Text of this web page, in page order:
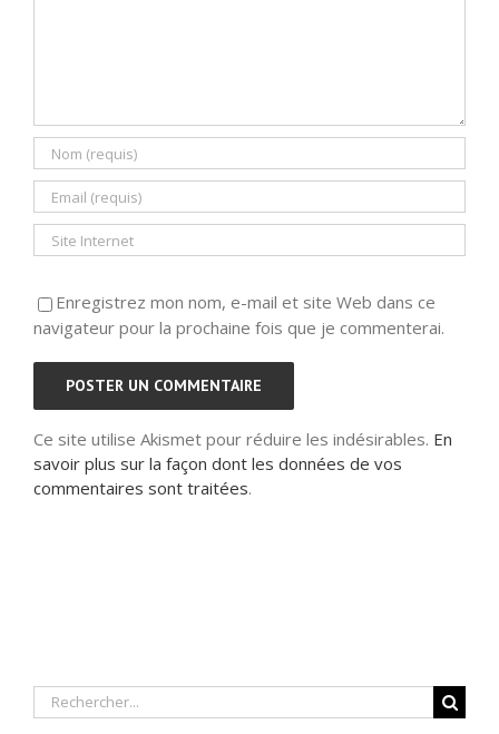
Enregistrez mon nom, e-mail et site Web dans ce
navigateur pour la prochaine fois que je commenterai.
Ce site utilise Akismet pour réduire les indésirables. En
savoir plus sur la façon dont les données de vos
commentaires sont traitées.
Rechercher: